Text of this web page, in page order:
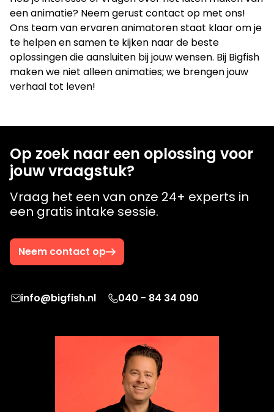
een animatie? Neem gerust contact op met ons!
Ons team van ervaren animatoren staat klaar om je
te helpen en samen te kijken naar de beste
oplossingen die aansluiten bij jouw wensen. Bij Bigfish
maken we niet alleen animaties; we brengen jouw
verhaal tot leven!
Op zoek naar een oplossing voor
jouw vraagstuk?
Vraag het een van onze 24+ experts in
een gratis intake sessie.
Neem contact op
info@bigfish.nl 040 - 84 34 090